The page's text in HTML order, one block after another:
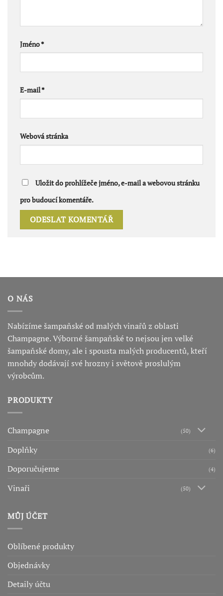
Jméno*
E-mail*
Webová stránka
Uložit do prohlížeče jméno, e-mail a webovou stránku
pro budoucí komentáře.
O NÁS
Nabízíme šampaňské od malých vinařů z oblasti
Champagne. Výborné šampaňské to nejsou jen velké
šampaňské domy, ale i spousta malých producentů, kteří
mnohdy dodávají své hrozny i světově proslulým
výrobcům.
PRODUKTY
Champagne (50)
Doplňky (6)
Doporučujeme (4)
Vinaři (50)
MŮJ ÚČET
Oblíbené produkty
Objednávky
Detaily účtu